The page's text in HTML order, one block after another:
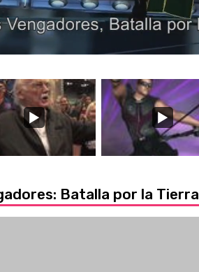
/
Batalla por la Tierra